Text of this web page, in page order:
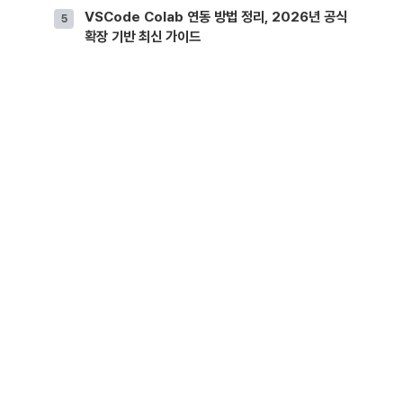
VSCode Colab 연동 방법 정리, 2026년 공식
확장 기반 최신 가이드